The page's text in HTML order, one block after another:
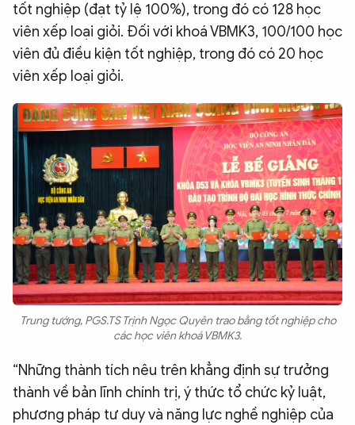
tốt nghiệp (đạt tỷ lệ 100%), trong đó có 128 học
viên xếp loại giỏi. Đối với khoá VBMK3, 100/100 học
viên đủ điều kiện tốt nghiệp, trong đó có 20 học
viên xếp loại giỏi.
Trung tướng, PGS.TS Trịnh Ngọc Quyên trao bằng tốt nghiệp cho
các học viên khoá VBMK3.
“Những thành tích nêu trên khẳng định sự trưởng
thành về bản lĩnh chính trị, ý thức tổ chức kỷ luật,
phương pháp tư duy và năng lực nghề nghiệp của